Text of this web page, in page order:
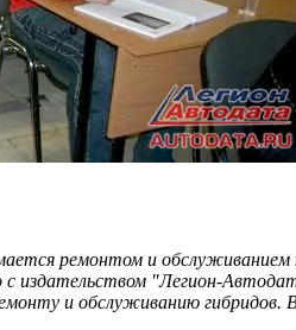
ремонтом и обслуживанием
издательством "Легион-
и обслуживанию